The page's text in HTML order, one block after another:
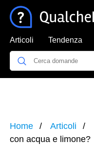
Articoli Tendenza
Home Articoli
con acqua e limone?